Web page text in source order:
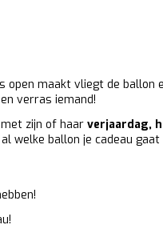
maakt vliegt de
en verras iemand!
zijn of haar verjaardag,
ballon je cadeau